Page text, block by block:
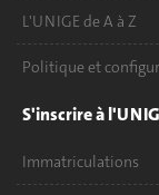
L'UNIGE de A à Z
Politique et
S'inscrire à
Immatriculations